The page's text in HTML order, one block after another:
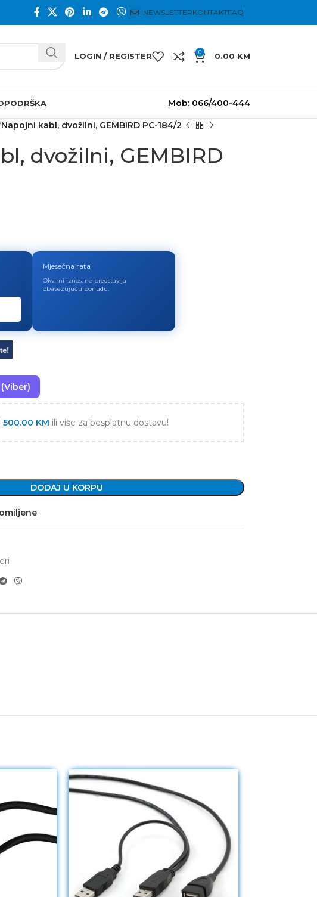
NEWSLETTERKONTAKTFAQ
LOGIN / REGISTER 0 0.00 KM
PODRŠKA Mob: 066/400-444
Napojni kabl, dvožilni, GEMBIRD PC-184/2
dvožilni, GEMBIRD
Mjesečna rata
Okvirni iznos, ne predstavlja
obavezujuću ponudu.
500.00 KM ili više za besplatnu dostavu!
DODAJ U KORPU